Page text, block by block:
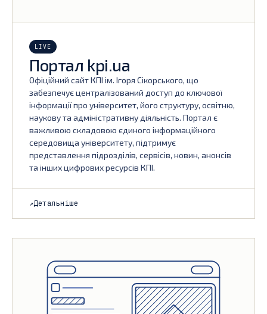
LIVE
Портал kpi.ua
Офіційний сайт КПІ ім. Ігоря Сікорського, що
забезпечує централізований доступ до ключової
інформації про університет, його структуру, освітню,
наукову та адміністративну діяльність. Портал є
важливою складовою єдиного інформаційного
середовища університету, підтримує
представлення підрозділів, сервісів, новин, анонсів
та інших цифрових ресурсів КПІ.
↗Детальніше